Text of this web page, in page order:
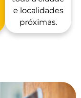
e localidades
próximas.